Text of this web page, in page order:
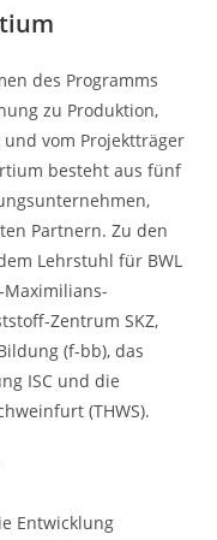
des Programms
zu Produktion,
vom Projektträger
besteht aus fünf
Partnern. Zu den
Lehrstuhl für BWL
Zentrum SKZ,
(f-bb), das
ISC und die
(THWS).
Entwicklung